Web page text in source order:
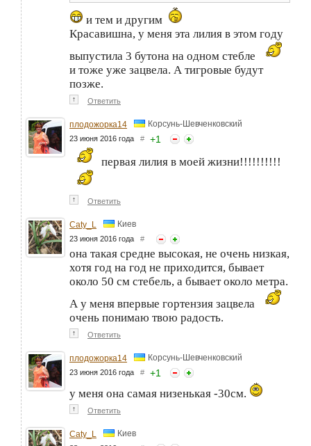
и тем и другим
Красавишна, у меня эта лилия в этом году
выпустила 3 бутона на одном стебле
и тоже уже зацвела. А тигровые будут
позже.
↑ Ответить
плодожорка14 Корсунь-Шевченковский
23 июня 2016 года # +1
первая лилия в моей жизни!!!!!!!!!!
↑ Ответить
Caty_L Киев
23 июня 2016 года #
она такая средне высокая, не очень низкая,
хотя год на год не приходится, бывает
около 50 см стебель, а бывает около метра.
А у меня впервые гортензия зацвела
очень понимаю твою радость.
↑ Ответить
плодожорка14 Корсунь-Шевченковский
23 июня 2016 года # +1
у меня она самая низенькая -30см.
↑ Ответить
Caty_L Киев